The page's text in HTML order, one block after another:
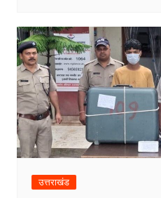
उत्तराखंड